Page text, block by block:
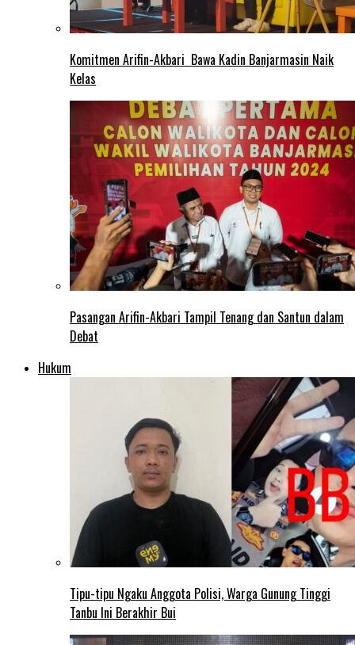
Komitmen Arifin-Akbari Bawa Kadin Banjarmasin Naik
Kelas
Pasangan Arifin-Akbari Tampil Tenang dan Santun dalam
Debat
Hukum
Tipu-tipu Ngaku Anggota Polisi, Warga Gunung Tinggi
Tanbu Ini Berakhir Bui